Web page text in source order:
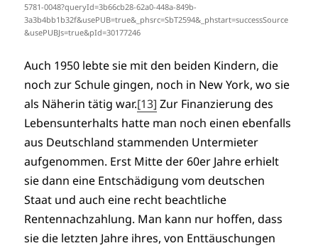
5781-0048?queryId=3b66cb28-62a0-448a-849b-
3a3b4bb1b32f&usePUB=true&_phsrc=SbT2594&_phstart=successSource
&usePUBJs=true&pId=30177246
Auch 1950 lebte sie mit den beiden Kindern, die
noch zur Schule gingen, noch in New York, wo sie
als Näherin tätig war.[13] Zur Finanzierung des
Lebensunterhalts hatte man noch einen ebenfalls
aus Deutschland stammenden Untermieter
aufgenommen. Erst Mitte der 60er Jahre erhielt
sie dann eine Entschädigung vom deutschen
Staat und auch eine recht beachtliche
Rentennachzahlung. Man kann nur hoffen, dass
sie die letzten Jahre ihres, von Enttäuschungen